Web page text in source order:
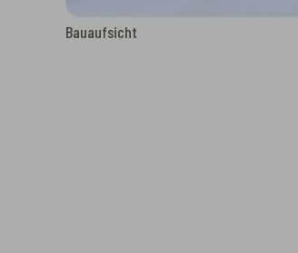
Bauaufsicht